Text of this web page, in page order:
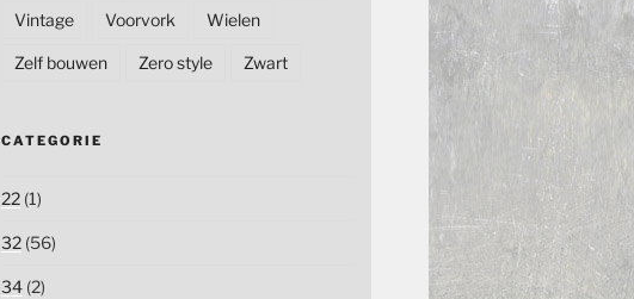
Vintage Voorvork Wielen
Zelf bouwen Zero style Zwart
CATEGORIE
22(1)
32(56)
34(2)